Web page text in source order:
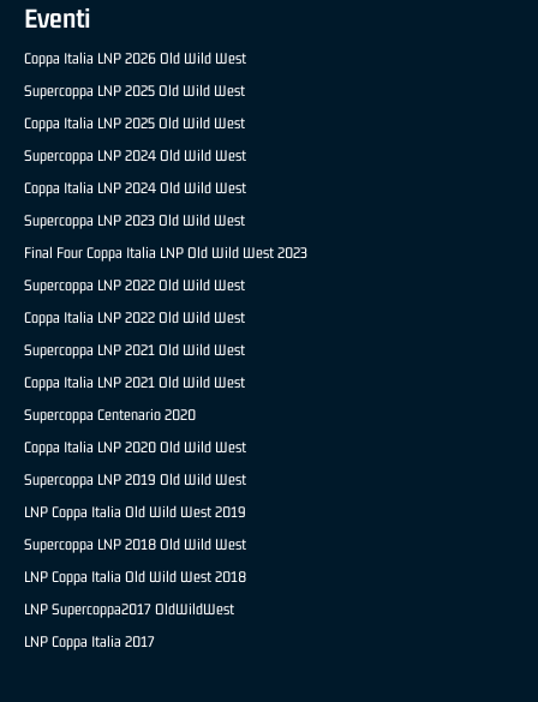
Eventi
Coppa Italia LNP 2026 Old Wild West
Supercoppa LNP 2025 Old Wild West
Coppa Italia LNP 2025 Old Wild West
Supercoppa LNP 2024 Old Wild West
Coppa Italia LNP 2024 Old Wild West
Supercoppa LNP 2023 Old Wild West
Final Four Coppa Italia LNP Old Wild West 2023
Supercoppa LNP 2022 Old Wild West
Coppa Italia LNP 2022 Old Wild West
Supercoppa LNP 2021 Old Wild West
Coppa Italia LNP 2021 Old Wild West
Supercoppa Centenario 2020
Coppa Italia LNP 2020 Old Wild West
Supercoppa LNP 2019 Old Wild West
LNP Coppa Italia Old Wild West 2019
Supercoppa LNP 2018 Old Wild West
LNP Coppa Italia Old Wild West 2018
LNP Supercoppa2017 OldWildWest
LNP Coppa Italia 2017